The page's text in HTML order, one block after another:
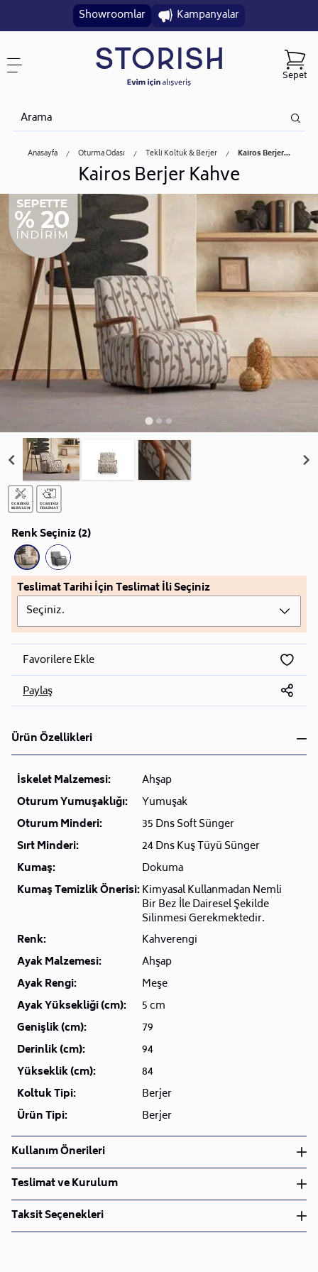
Showroomlar Kampanyalar
Sepet
Anasayfa Oturma Odası Tekli Koltuk & Berjer Kairos Berjer...
Kairos Berjer Kahve
Renk Seçiniz (2)
Teslimat Tarihi İçin Teslimat İli Seçiniz
Seçiniz.
Favorilere Ekle
Paylaş
Ürün Özellikleri
İskelet Malzemesi:
Ahşap
Oturum Yumuşaklığı:
Yumuşak
Oturum Minderi:
35 Dns Soft Sünger
Sırt Minderi:
24 Dns Kuş Tüyü Sünger
Kumaş:
Dokuma
Kumaş Temizlik Önerisi:Kimyasal Kullanmadan Nemli
Bir Bez İle Dairesel Şekilde
Silinmesi Gerekmektedir.
Renk:
Kahverengi
Ayak Malzemesi:
Ahşap
Ayak Rengi:
Meşe
Ayak Yüksekliği (cm):
5 cm
Genişlik (cm):
79
Derinlik (cm):
94
Yükseklik (cm):
84
Koltuk Tipi:
Berjer
Ürün Tipi:
Berjer
Kullanım Önerileri
Kimyasal Kullanmadan Nemli Bir Bez İle Dairesel
Şekilde Silinmesi Gerekmektedir.
Teslimat ve Kurulum
Teslimat ve Kurulum
• Siparişlerinizi aldıktan sonra en kısa sürede işleme
Taksit Seçenekleri